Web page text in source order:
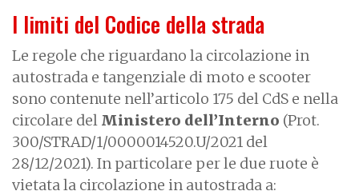
I limiti del Codice della strada
Le regole che riguardano la circolazione in
autostrada e tangenziale di moto e scooter
sono contenute nell’articolo 175 del CdS e nella
circolare del Ministero dell’Interno (Prot.
300/STRAD/1/0000014520.U/2021 del
28/12/2021). In particolare per le due ruote è
vietata la circolazione in autostrada a: